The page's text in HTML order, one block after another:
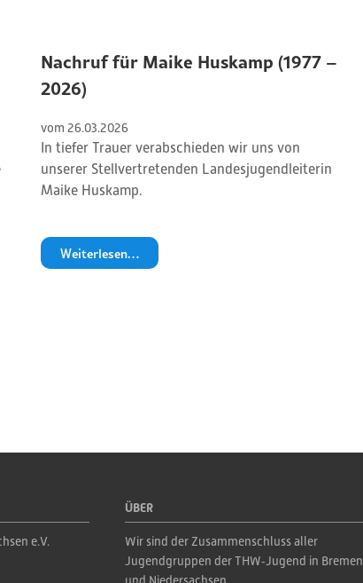
Nachruf für Maike Huskamp (1977 –
2026)
vom 26.03.2026
In tiefer Trauer verabschieden wir uns von
unserer Stellvertretenden Landesjugendleiterin
Maike Huskamp.
Weiterlesen…
e.V.
ÜBER
Wir sind der Zusammenschluss aller
Jugendgruppen der THW‑Jugend in Bremen